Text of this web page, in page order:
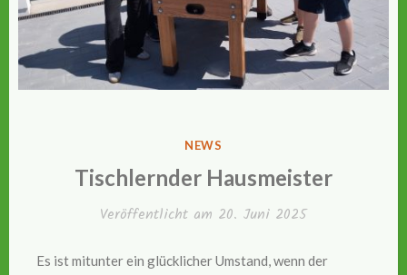
VERÖFFENTLICHT
NEWS
Tischlernder Hausmeister
Veröffentlicht am 20. Juni 2025
Es ist mitunter ein glücklicher Umstand, wenn der